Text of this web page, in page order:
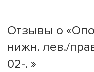
Отзывы о
нижн. лев./
02-. »